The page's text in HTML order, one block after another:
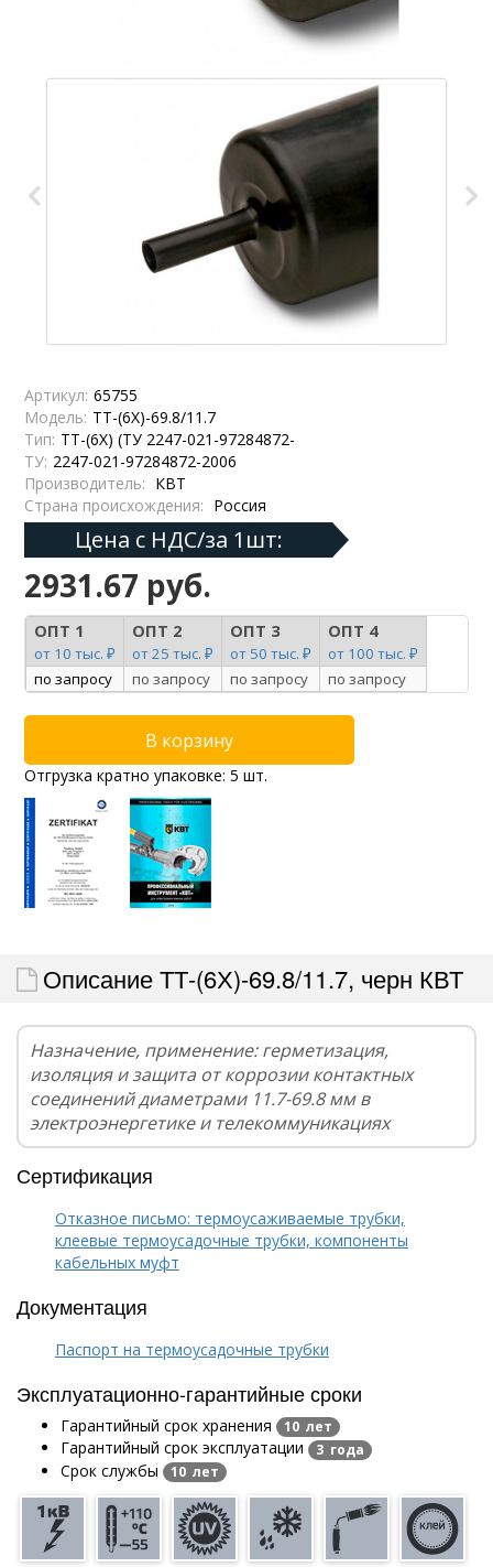
Артикул: 65755
Модель: ТТ-(6Х)-69.8/11.7
Тип: ТТ-(6Х) (ТУ 2247-021-97284872-
ТУ: 2247-021-97284872-2006
Производитель: КВТ
Страна происхождения: Россия
Цена с НДС/за 1шт:
2931.67 руб.
ОПТ 1
от 10 тыс. ₽
ОПТ 2
от 25 тыс. ₽
ОПТ 3
от 50 тыс. ₽
ОПТ 4
от 100 тыс. ₽
по запросу
по запросу по запросу по запросу
Отгрузка кратно упаковке: 5 шт.
Описание ТТ-(6Х)-69.8/11.7, черн КВТ
Назначение, применение: герметизация,
изоляция и защита от коррозии контактных
соединений диаметрами 11.7-69.8 мм в
электроэнергетике и телекоммуникациях
Сертификация
Отказное письмо: термоусаживаемые трубки,
клеевые термоусадочные трубки, компоненты
кабельных муфт
Документация
Паспорт на термоусадочные трубки
Эксплуатационно-гарантийные сроки
Гарантийный срок хранения 10 лет
Гарантийный срок эксплуатации 3 года
Срок службы 10 лет